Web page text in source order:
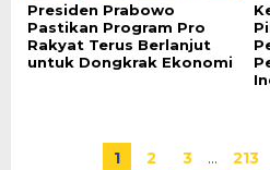
Presiden Prabowo
Pastikan Program Pro
Rakyat Terus Berlanjut
untuk Dongkrak Ekonomi
1 2 3 … 213